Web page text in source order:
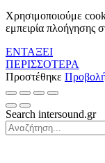
Χρησιμοποιούμε
εμπειρία πλοήγησης
ΕΝΤΑΞΕΙ
ΠΕΡΙΣΣΟΤΕΡΑ
Προστέθηκε
Search intersound.gr